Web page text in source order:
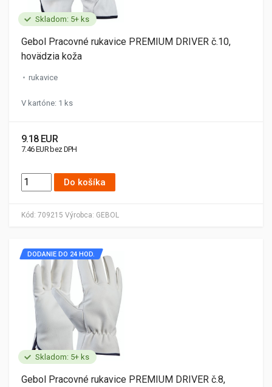
Skladom: 5+ ks
Kód: 709215 Výrobca: GEBOL
Gebol Pracovné rukavice PREMIUM DRIVER č.10,
hovädzia koža
rukavice
V kartóne: 1 ks
9.18 EUR
7.46 EUR bez DPH
Do košíka
Skladom: 5+ ks
DODANIE DO 24 HOD.
Gebol Pracovné rukavice PREMIUM DRIVER č.8,